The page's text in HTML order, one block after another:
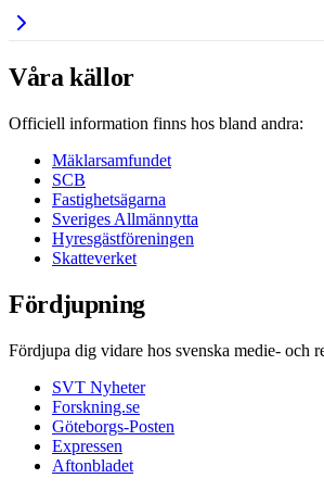
Våra källor
Officiell information finns hos bland andra:
Mäklarsamfundet
SCB
Fastighetsägarna
Sveriges Allmännytta
Hyresgästföreningen
Skatteverket
Fördjupning
Fördjupa dig vidare hos svenska medie- och
SVT Nyheter
Forskning.se
Göteborgs-Posten
Expressen
Aftonbladet